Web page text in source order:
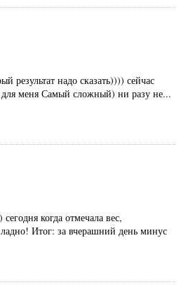
результат надо сказать)))) сейчас
для меня Самый сложный) ни разу не...
когда отмечала вес,
Итог: за вчерашний день минус